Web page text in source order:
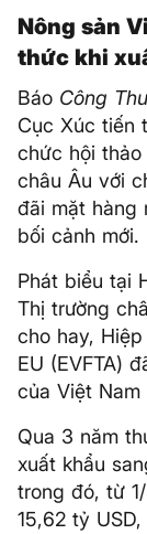
Nông sản
thức khi
Báo Công
Cục Xúc tiến
chức hội
châu Âu với
đãi mặt hàng
bối cảnh mới.
Phát biểu tại
Thị trường
cho hay,
EU (EVFTA)
của Việt Nam
Qua 3 năm
xuất khẩu
trong đó, từ
15,62 tỷ